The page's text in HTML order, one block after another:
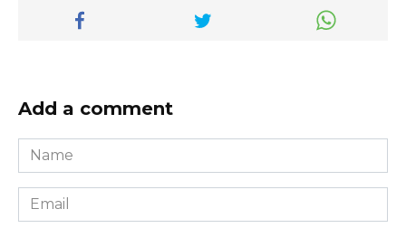
Add a comment
Name
*
Email
*